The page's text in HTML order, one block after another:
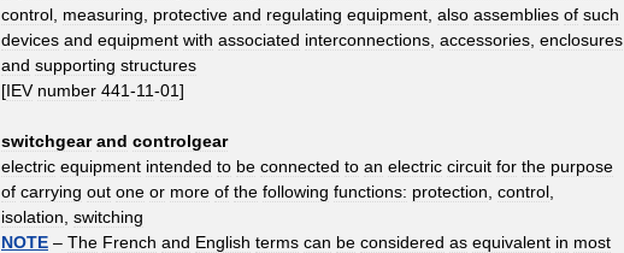
control measuring protective and regulating equipment also assemblies of such
devices and equipment with associated interconnections accessories enclosures
and supporting structures
[IEV number 441-11-01]
switchgear and controlgear
electric equipment intended to be connected to an electric circuit for the purpose
of carrying out one or more of the following functions: protection control
isolation switching
NOTE – The French and English terms can be considered as equivalent in most